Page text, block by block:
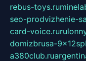
rebus-toys.ru
seo-prodvizhenie-
card-voice.ru
domizbrusa-
a380club.ru